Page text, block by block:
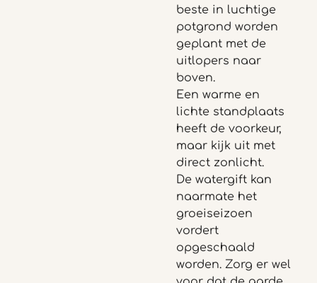
beste in luchtige
potgrond worden
geplant met de
uitlopers naar
boven.
Een warme en
lichte standplaats
heeft de voorkeur,
maar kijk uit met
direct zonlicht.
De watergift kan
naarmate het
groeiseizoen
vordert
opgeschaald
worden. Zorg er wel